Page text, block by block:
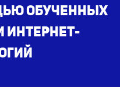
обученных
интернет-